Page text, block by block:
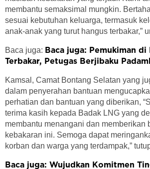
membantu semaksimal mungkin.
sesuai kebutuhan keluarga, termasuk
anak-anak yang turut hangus terbakar,”
Baca juga: Baca juga: Pemukiman di
Terbakar, Petugas Berjibaku
Kamsal, Camat Bontang Selatan yang
dalam penyerahan bantuan
perhatian dan bantuan yang diberikan,
terima kasih kepada Badak LNG yang
membantu menangani dan memberikan
kebakaran ini. Semoga dapat
korban dan warga yang terdampak,”
Baca juga: Wujudkan Komitmen